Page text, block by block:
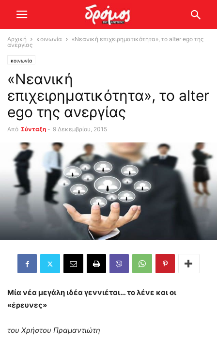
Αρχική κοινωνία
«Νεανική επιχειρηματικότητα», το alter ego της
ανεργίας
κοινωνία
«Νεανική
επιχειρηματικότητα», το alter
ego της ανεργίας
Από Σύνταξη - 9 Δεκεμβρίου, 2015
Μία νέα μεγάλη ιδέα γεννιέται… το λένε και οι
«έρευνες»
του Χρήστου Πραμαντιώτη